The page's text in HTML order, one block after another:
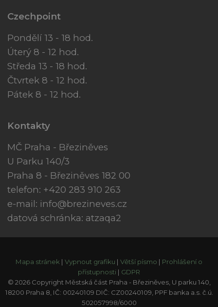
Czechpoint
Pondělí 13 - 18 hod.
Úterý 8 - 12 hod.
Středa 13 - 18 hod.
Čtvrtek 8 - 12 hod.
Pátek 8 - 12 hod.
Kontakty
MČ Praha - Březiněves
U Parku 140/3
Praha 8 - Březiněves 182 00
telefon: +420 283 910 263
e-mail: info@brezineves.cz
datová schránka: atzaqa2
Mapa stránek | Vypnout grafiku | Větší písmo | Prohlášení o
přístupnosti | GDPR
© 2026 Copyright Městská část Praha - Březiněves, U parku 140,
18200 Praha 8, IČ: 00240109 DIČ: CZ00240109, PPF banka a.s. č.ú.
502057998/6000